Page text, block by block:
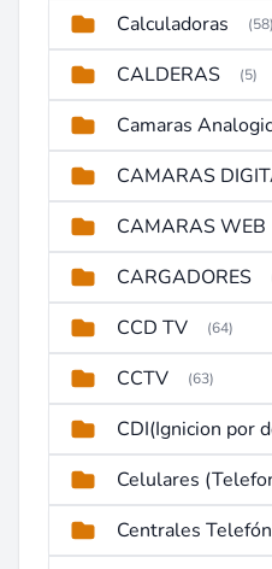
Calculadoras (58)
CALDERAS (5)
Camaras
CAMARAS
CAMARAS WEB
CARGADORES
CCD TV (64)
CCTV (63)
Celulares
Centrales